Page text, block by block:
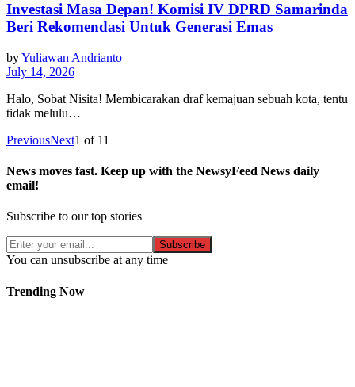
Investasi Masa Depan! Komisi IV DPRD Samarinda
Beri Rekomendasi Untuk Generasi Emas
byYuliawan Andrianto
July 14, 2026
Halo, Sobat Nisita! Membicarakan draf kemajuan sebuah kota, tentu
tidak melulu…
PreviousNext1 of 11
News moves fast. Keep up with the NewsyFeed News daily
email!
Subscribe to our top stories
Subscribe
You can unsubscribe at any time
Trending Now